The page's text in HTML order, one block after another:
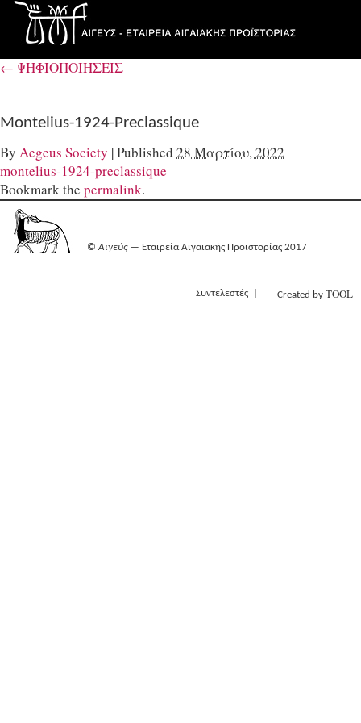
← ΨΗΦΙΟΠΟΙΗΣΕΙΣ
Montelius-1924-Preclassique
By Aegeus Society |Published 28 Μαρτίου, 2022
montelius-1924-preclassique
Bookmark the permalink.
©Αιγεύς— Εταιρεία Αιγαιακής Προϊστορίας 2017
Συντελεστές Created by TOOL